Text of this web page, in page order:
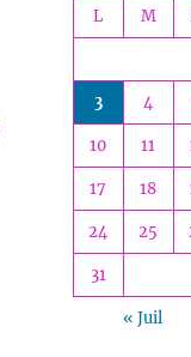
L M
3 4
10 11
17 18
24 25
31
« Juil